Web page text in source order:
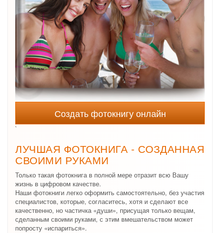
Создать фотокнигу онлайн
`
ЛУЧШАЯ ФОТОКНИГА - СОЗДАННАЯ
СВОИМИ РУКАМИ
Только такая фотокнига в полной мере отразит всю Вашу
жизнь в цифровом качестве.
Наши фотокниги легко оформить самостоятельно, без участия
специалистов, которые, согласитесь, хотя и сделают все
качественно, но частичка «души», присущая только вещам,
сделанным своими руками, с этим вмешательством может
попросту «испариться».